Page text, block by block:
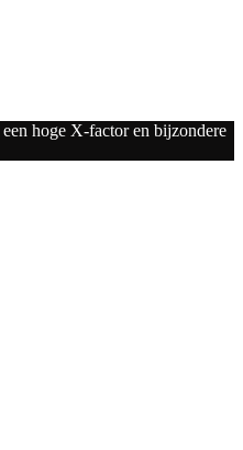
hoge X-factor en bijzondere